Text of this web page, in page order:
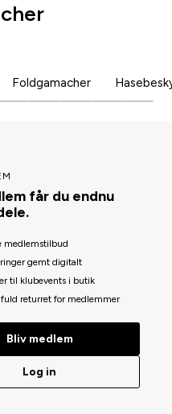
Foldgamacher
får du endnu
medlemstilbud
gemt digitalt
til klubevents i butik
returret for medlemmer
Bliv medlem
Log in